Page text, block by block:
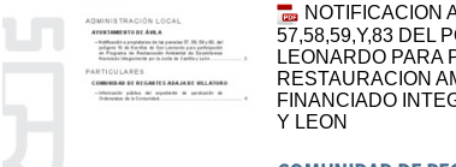
NOTIFICACION
57,58,59,Y,83 DEL
LEONARDO PARA
RESTAURACION
FINANCIADO
Y LEON